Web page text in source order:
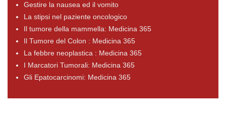
Gestire la nausea ed il vomito
La stipsi nel paziente oncologico
Il tumore della mammella: Medicina 365
Il Tumore del Colon : Medicina 365
La febbre neoplastica : Medicina 365
I Marcatori Tumorali: Medicina 365
Gli Epatocarcinomi: Medicina 365